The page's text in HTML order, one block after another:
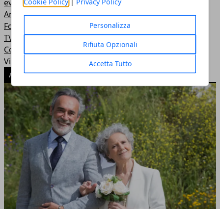
Personalizza
Rifiuta Opzionali
Accetta Tutto
eventi
Animali
Foto
TV e Streaming
Console
Video
ARTICOLI POPOLARI